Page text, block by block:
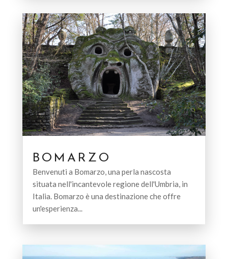
BOMARZO
Benvenuti a Bomarzo, una perla nascosta
situata nell'incantevole regione dell'Umbria, in
Italia. Bomarzo è una destinazione che offre
un'esperienza...